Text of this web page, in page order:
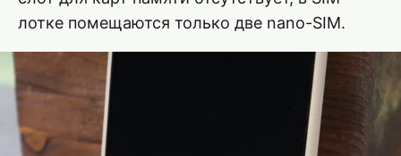
лотке помещаются только две nano-SIM.